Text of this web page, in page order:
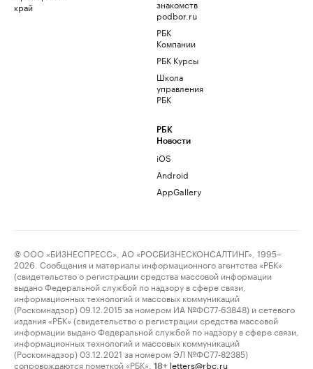
край
знакомств
podbor.ru
РБК
Компании
РБК Курсы
Школа
управления
РБК
РБК
Новости
iOS
Android
AppGallery
© ООО «БИЗНЕСПРЕСС», АО «РОСБИЗНЕСКОНСАЛТИНГ», 1995–
2026. Сообщения и материалы информационного агентства «РБК»
(свидетельство о регистрации средства массовой информации
выдано Федеральной службой по надзору в сфере связи,
информационных технологий и массовых коммуникаций
(Роскомнадзор) 09.12.2015 за номером ИА №ФС77-63848) и сетевого
издания «РБК» (свидетельство о регистрации средства массовой
информации выдано Федеральной службой по надзору в сфере связи,
информационных технологий и массовых коммуникаций
(Роскомнадзор) 03.12.2021 за номером ЭЛ №ФС77-82385)
сопровождаются пометкой «РБК».
18+ letters@rbc.ru